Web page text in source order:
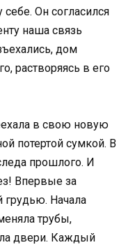
Он согласился
наша связь
дом
растворяясь в его
в свою новую
потертой сумкой. В
прошлого. И
Впервые за
грудью. Начала
трубы,
двери. Каждый